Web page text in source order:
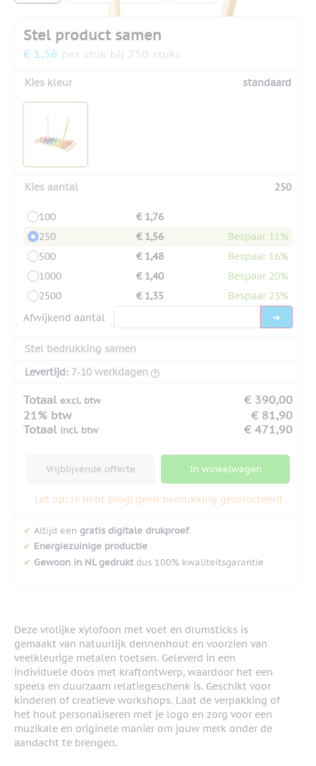
Stel product samen
€ 1,56 per stuk bij 250 stuks
Kies kleur standaard
Kies aantal 250
100
€ 1,76
250
€ 1,56
Bespaar 11%
500
€ 1,48
Bespaar 16%
1000
€ 1,40
Bespaar 20%
2500
€ 1,35
Bespaar 23%
Afwijkend aantal
Stel bedrukking samen
Levertijd: 7-10 werkdagen
Totaal excl. btw
€ 390,00
21% btw
€ 81,90
Totaal incl. btw € 471,90
Vrijblijvende offerte In winkelwagen
Let op: Je hebt (nog) geen bedrukking geselecteerd
✔ Altijd een gratis digitale drukproef
✔ Energiezuinige productie
✔ Gewoon in NL gedruktdus 100% kwaliteitsgarantie
Deze vrolijke xylofoon met voet en drumsticks is
gemaakt van natuurlijk dennenhout en voorzien van
veelkleurige metalen toetsen. Geleverd in een
individuele doos met kraftontwerp, waardoor het een
speels en duurzaam relatiegeschenk is. Geschikt voor
kinderen of creatieve workshops. Laat de verpakking of
het hout personaliseren met je logo en zorg voor een
muzikale en originele manier om jouw merk onder de
aandacht te brengen.